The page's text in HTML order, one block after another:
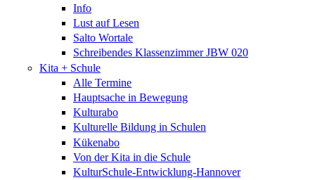
Info
Lust auf Lesen
Salto Wortale
Schreibendes Klassenzimmer JBW 020
Kita + Schule
Alle Termine
Hauptsache in Bewegung
Kulturabo
Kulturelle Bildung in Schulen
Kükenabo
Von der Kita in die Schule
KulturSchule-Entwicklung-Hannover